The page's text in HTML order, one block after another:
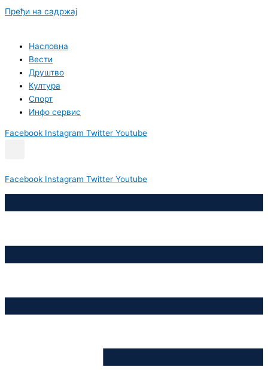
Пређи на садржај
Насловна
Вести
Друштво
Култура
Спорт
Инфо сервис
Facebook Instagram Twitter Youtube
Facebook Instagram Twitter Youtube